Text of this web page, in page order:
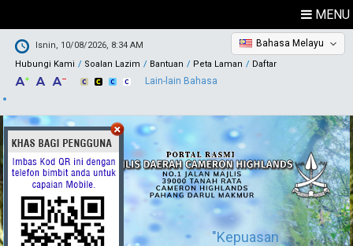
MENU
Isnin, 10/08/2026, 8:34 AM
Hubungi Kami
Soalan Lazim Bantuan Peta Laman Daftar
Bahasa Melayu
Lain-lain Bahasa
"Kepuasan